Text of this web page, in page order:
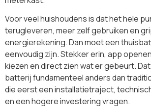
Voor veel huishoudens is dat het hele
terugleveren, meer zelf gebruiken en
energierekening. Dan moet een
eenvoudig zijn. Stekker erin, app
kiezen en direct zien wat er gebeurt.
batterij fundamenteel anders dan
die eerst een installatietraject,
en een hogere investering vragen.